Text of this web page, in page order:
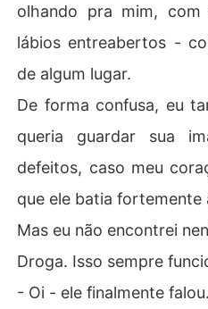
olhando pra mim,
lábios entreabertos -
de algum lugar.
De forma confusa, eu
queria guardar sua
defeitos, caso meu
que ele batia fortemente
Mas eu não encontrei
Droga. Isso sempre
- Oi - ele finalmente falou.